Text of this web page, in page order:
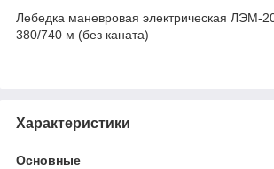
Лебедка маневровая электрическая ЛЭМ-
380/740 м (без каната)
Характеристики
Основные